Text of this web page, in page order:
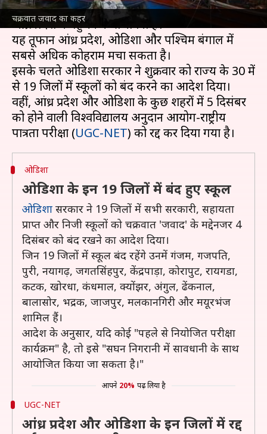
चक्रवात जवाद का कहर
बंगाल की खाड़ी में उठे चक्रवात'जवाद'के आज उत्तरी
आंध्र प्रदेश में पहुंचने की संभावना है।
यह तूफान आंध्र प्रदेश, ओडिशा और पश्चिम बंगाल में
सबसे अधिक कोहराम मचा सकता है।
इसके चलते ओडिशा सरकार ने शुक्रवार को राज्य के 30 में
से 19 जिलों में स्कूलों को बंद करने का आदेश दिया।
वहीं, आंध्र प्रदेश और ओडिशा के कुछ शहरों में 5 दिसंबर
को होने वाली विश्वविद्यालय अनुदान आयोग-राष्ट्रीय
पात्रता परीक्षा (UGC-NET
ओडिशा
ओडिशा के इन 19 जिलों में बंद हुए स्कूल
ओडिशा सरकार ने 19 जिलों में सभी सरकारी, सहायता
प्राप्त और निजी स्कूलों को चक्रवात 'जवाद' के मद्देनजर 4
दिसंबर को बंद रखने का आदेश दिया।
जिन 19 जिलों में स्कूल बंद रहेंगे उनमें गंजम, गजपति,
पुरी, नयागढ़, जगतसिंहपुर, केंद्रपाड़ा, कोरापुट, रायगडा,
कटक, खोरधा, कंधमाल, क्योंझर, अंगुल, ढेंकनाल,
बालासोर, भद्रक, जाजपुर, मलकानगिरी और मयूरभंज
शामिल हैं।
आदेश के अनुसार, यदि कोई "पहले से नियोजित परीक्षा
कार्यक्रम" है, तो इसे "सघन निगरानी में सावधानी के साथ
आयोजित किया जा सकता है।"
आपने 20% पढ़ लिया है
UGC-NET
आंध्र प्रदेश और ओडिशा के इन जिलों में रद्द